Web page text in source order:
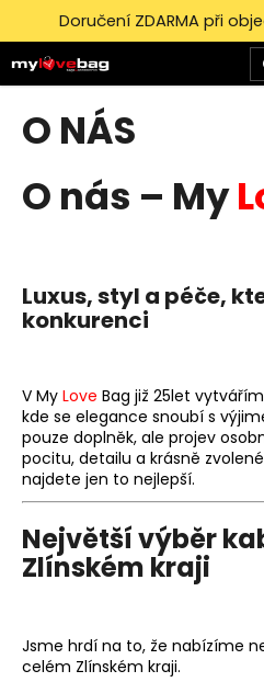
Doručení ZDARMA při
O NÁS
O nás – My
Luxus, styl a péče,
konkurenci
V My Love Bag již 25let
kde se elegance snoubí s
pouze doplněk, ale projev
pocitu, detailu a krásně
najdete jen to nejlepší.
Největší výběr
Zlínském kraji
Jsme hrdí na to, že nabízíme
celém Zlínském kraji.
o
š
í
Zpět
Zpět
C
o
p
o
e
b
e
t
e
n
j
í
?